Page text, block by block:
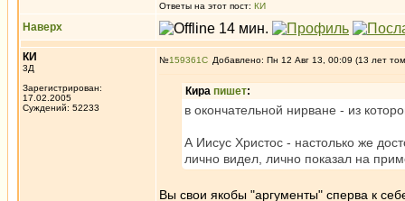
Ответы на этот пост: КИ
Наверх
КИ
3Д
Зарегистрирован:
17.02.2005
Суждений: 52233
№159361 Добавлено: Пн 12 Авг 13, 00:09 (13 лет
Кира пишет:
в окончательной нирване - из
А Иисус Христос - настолько же
лично видел, лично показал на
Вы свои якобы "аргументы" сперва к